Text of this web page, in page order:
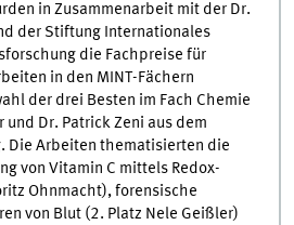
in Zusammenarbeit mit der Dr.
der Stiftung Internationales
die Fachpreise für
in den MINT-Fächern
der drei Besten im Fach Chemie
und Dr. Patrick Zeni aus dem
Die Arbeiten thematisierten die
von Vitamin C mittels Redox-
Ohnmacht), forensische
von Blut (2. Platz Nele Geißler)